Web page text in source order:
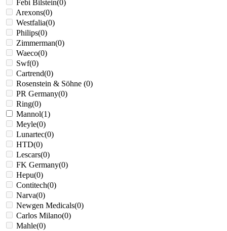
Febi Bilstein(0)
Arexons(0)
Westfalia(0)
Philips(0)
Zimmerman(0)
Waeco(0)
Swf(0)
Cartrend(0)
Rosenstein & Söhne (0)
PR Germany(0)
Ring(0)
Mannol(1)
Meyle(0)
Lunartec(0)
HTD(0)
Lescars(0)
FK Germany(0)
Hepu(0)
Contitech(0)
Narva(0)
Newgen Medicals(0)
Carlos Milano(0)
Mahle(0)